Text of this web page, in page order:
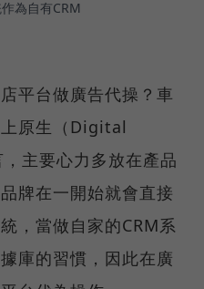
為自有CRM
平台做廣告代操？車
原生（Digital
主要心力多放在產品
牌在一開始就會直接
，當做自家的CRM系
庫的習慣，因此在廣